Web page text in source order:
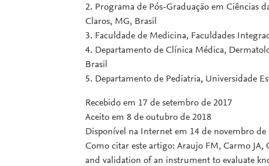
2. Programa de Pós-Graduação em Ciências
Claros, MG, Brasil
3. Faculdade de Medicina, Faculdades
4. Departamento de Clínica Médica,
Brasil
5. Departamento de Pediatria, Universidade
Recebido em 17 de setembro de 2017
Aceito em 8 de outubro de 2018
Disponível na Internet em 14 de novembro de
Como citar este artigo: Araujo FM, Carmo
and validation of an instrument to evaluate